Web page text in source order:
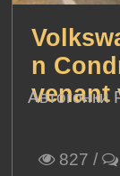
n
venant
Автогонки
827 /